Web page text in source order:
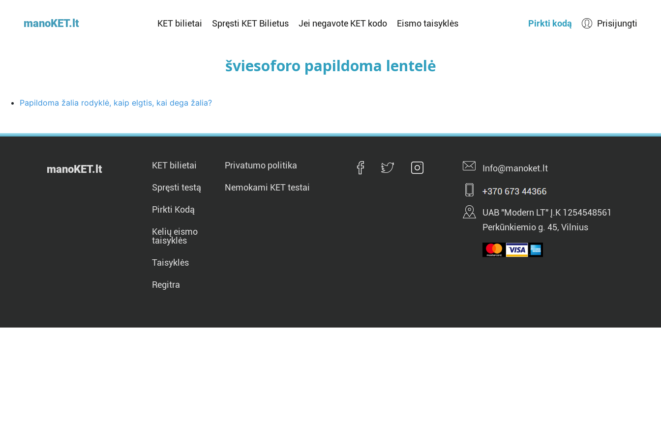
manoKET.lt KET bilietai Spręsti KET Bilietus Jei negavote KET kodo Eismo taisyklės Pirkti kodą Prisijungti
šviesoforo papildoma lentelė
Papildoma žalia rodyklė, kaip elgtis, kai dega žalia?
manoKET.lt KET bilietai
Spręsti testą
Pirkti Kodą
Kelių eismo
taisyklės
Taisyklės
Regitra
Privatumo politika
Nemokami KET testai
Info@manoket.lt
UAB "Modern LT" Į.K 1254548561
Perkūnkiemio g. 45, Vilnius